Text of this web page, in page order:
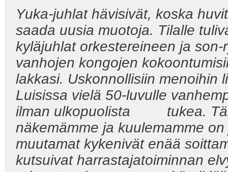
Yuka-juhlat hävisivät, koska
saada uusia muotoja. Tilalle
kyläjuhlat orkestereineen ja
vanhojen kongojen
lakkasi. Uskonnollisiin menoihin
Luisissa vielä 50-luvulle
ilman ulkopuolista tukea.
näkemämme ja kuulemamme
muutamat kykenivät enää
kutsuivat harrastajatoiminnan